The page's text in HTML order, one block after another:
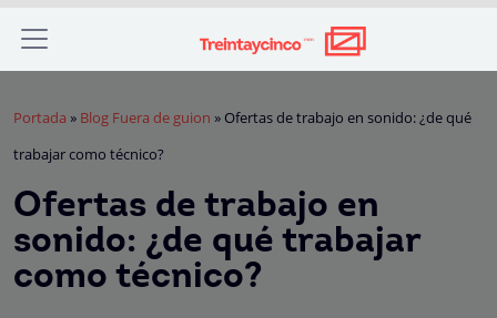
Portada » Blog Fuera de guion » Ofertas de trabajo en sonido: ¿de qué
trabajar como técnico?
Ofertas de trabajo en
sonido: ¿de qué trabajar
como técnico?